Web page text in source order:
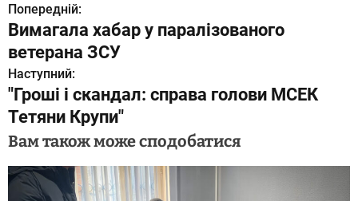
Н
а
в
і
г
а
Попередній:
Вимагала хабар у паралізованого
ветерана ЗСУ
Наступний:
"Гроші і скандал: справа голови МСЕК
Тетяни Крупи"
Вам також може сподобатися